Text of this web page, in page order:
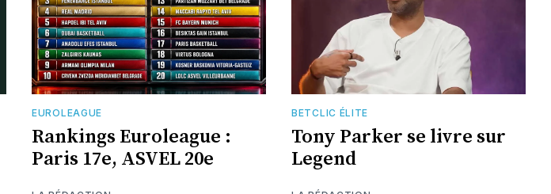
EUROLEAGUE
Rankings Euroleague :
Paris 17e, ASVEL 20e
BETCLIC ÉLITE
Tony Parker se livre sur
Legend